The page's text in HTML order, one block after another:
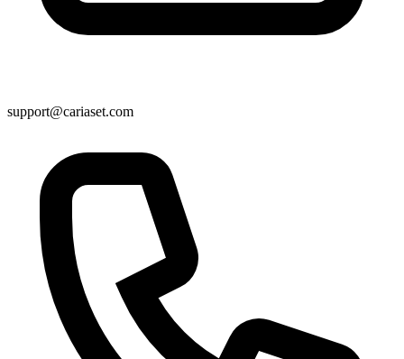
support@cariaset.com